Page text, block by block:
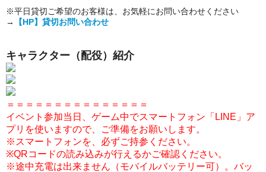
※平日貸切ご希望のお客様は、お気軽にお問い合わせください
→
【HP】貸切お問い合わせ
キャラクター（配役）紹介
＝＝＝＝＝＝＝＝＝＝＝＝＝＝＝
イベント参加当日
、ゲーム中でスマートフォン「LINE」ア
プリを使いますので、ご準備をお願いします。
※スマートフォンを、必ずご持参ください。
※QRコードの読み込みが行えるかご確認ください。
※途中充電は出来ません（モバイルバッテリー可）。バッ